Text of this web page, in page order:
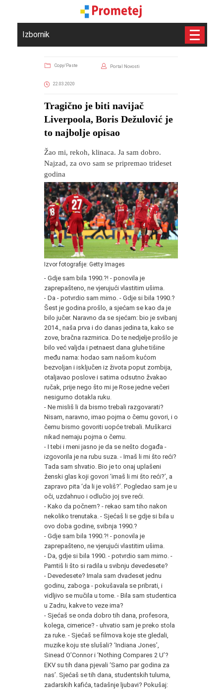
Izbornik
Copy/Paste Portal Novosti
22.03.2020
Tragično je biti navijač
Liverpoola, Boris Dežulović je
to najbolje opisao
Žao mi, rekoh, klinaca. Ja sam dobro.
Najzad, za ovo sam se pripremao trideset
godina
Izvor fotografije: Getty Images
- Gdje sam bila 1990.?! - ponovila je
zaprepašteno, ne vjerujući vlastitim ušima.
- Da - potvrdio sam mirno. - Gdje si bila 1990.?
Šest je godina prošlo, a sjećam se kao da je
bilo jučer. Naravno da se sjećam: bio je svibanj
2014., naša prva i do danas jedina ta, kako se
zove, bračna razmirica. Do te nedjelje prošlo je
bilo već valjda i petnaest dana gluhe tišine
među nama: hodao sam našom kućom
bezvoljan i isključen iz života poput zombija,
otaljavao poslove i satima odsutno žvakao
ručak, prije nego što mi je Rose jedne večeri
nesigurno dotakla ruku.
- Ne misliš li da bismo trebali razgovarati?
Nisam, naravno, imao pojma o čemu govori, i o
čemu bismo govoriti uopće trebali. Muškarci
nikad nemaju pojma o čemu.
- I tebi i meni jasno je da se nešto događa -
izgovorila je na rubu suza. - Imaš li mi što reći?
Tada sam shvatio. Bio je to onaj uplašeni
ženski glas koji govori ‘imaš li mi što reći?’, a
zapravo pita ‘da li je voliš?’. Pogledao sam je u
oči, uzdahnuo i odlučio joj sve reći.
- Kako da počnem? - rekao sam tiho nakon
nekoliko trenutaka. - Sjećaš li se gdje si bila u
ovo doba godine, svibnja 1990.?
- Gdje sam bila 1990.?! - ponovila je
zaprepašteno, ne vjerujući vlastitim ušima.
- Da, gdje si bila 1990. - potvrdio sam mirno. -
Pamtiš li što si radila u svibnju devedesete?
- Devedesete? Imala sam dvadeset jednu
godinu, zaboga - pokušavala se pribrati, i
vidljivo se mučila u tome. - Bila sam studentica
u Zadru, kakve to veze ima?
- Sjećaš se onda dobro tih dana, profesora,
kolega, cimerice? - uhvatio sam je preko stola
za ruke. - Sjećaš se filmova koje ste gledali,
muzike koju ste slušali? ‘Indiana Jones’,
Sinead O’Connor i ‘Nothing Compares 2 U’?
EKV su tih dana pjevali ‘Samo par godina za
nas’. Sjećaš se tih dana, studentskih tuluma,
zadarskih kafića, tadašnje ljubavi? Pokušaj: